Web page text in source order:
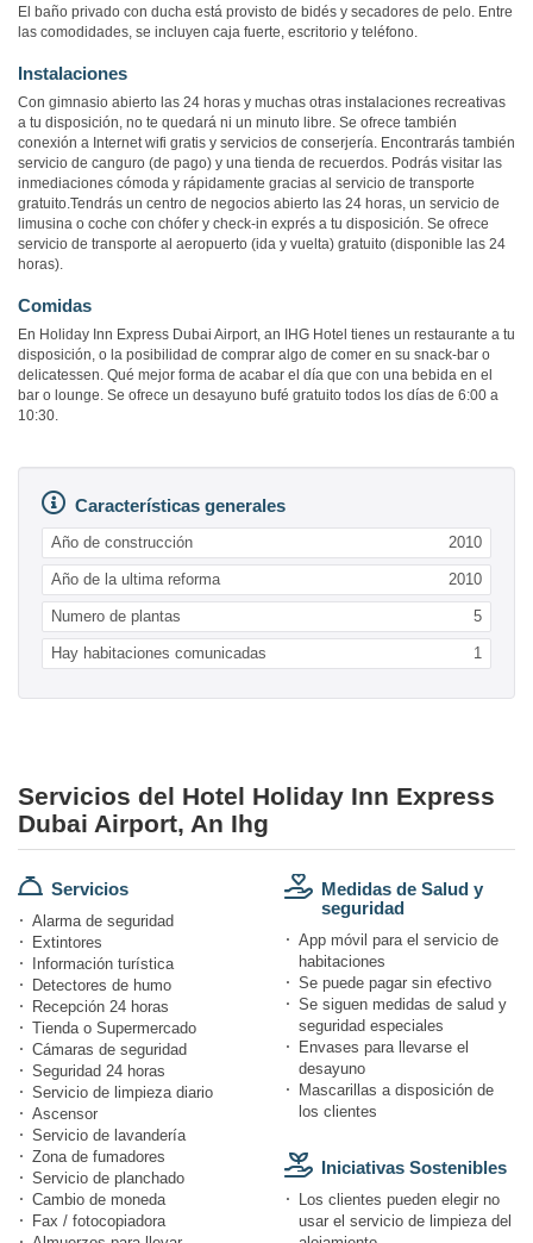
El baño privado con ducha está provisto de bidés y secadores de pelo. Entre
las comodidades, se incluyen caja fuerte, escritorio y teléfono.
Instalaciones
Con gimnasio abierto las 24 horas y muchas otras instalaciones recreativas
a tu disposición, no te quedará ni un minuto libre. Se ofrece también
conexión a Internet wifi gratis y servicios de conserjería. Encontrarás también
servicio de canguro (de pago) y una tienda de recuerdos. Podrás visitar las
inmediaciones cómoda y rápidamente gracias al servicio de transporte
gratuito.Tendrás un centro de negocios abierto las 24 horas, un servicio de
limusina o coche con chófer y check-in exprés a tu disposición. Se ofrece
servicio de transporte al aeropuerto (ida y vuelta) gratuito (disponible las 24
horas).
Comidas
En Holiday Inn Express Dubai Airport, an IHG Hotel tienes un restaurante a tu
disposición, o la posibilidad de comprar algo de comer en su snack-bar o
delicatessen. Qué mejor forma de acabar el día que con una bebida en el
bar o lounge. Se ofrece un desayuno bufé gratuito todos los días de 6:00 a
10:30.
Características generales
Año de construcción 2010
Año de la ultima reforma 2010
Numero de plantas 5
Hay habitaciones comunicadas 1
Servicios del Hotel Holiday Inn Express
Dubai Airport, An Ihg
Servicios
Alarma de seguridad
Extintores
Información turística
Detectores de humo
Recepción 24 horas
Tienda o Supermercado
Cámaras de seguridad
Seguridad 24 horas
Servicio de limpieza diario
Ascensor
Servicio de lavandería
Zona de fumadores
Servicio de planchado
Cambio de moneda
Fax / fotocopiadora
Medidas de Salud y
seguridad
App móvil para el servicio de
habitaciones
Se puede pagar sin efectivo
Se siguen medidas de salud y
seguridad especiales
Envases para llevarse el
desayuno
Mascarillas a disposición de
los clientes
Iniciativas Sostenibles
Los clientes pueden elegir no
usar el servicio de limpieza del